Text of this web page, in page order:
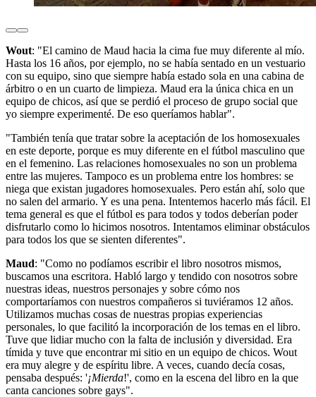
Wout: "El camino de Maud hacia la cima fue muy diferente al mío.
Hasta los 16 años, por ejemplo, no se había sentado en un vestuario
con su equipo, sino que siempre había estado sola en una cabina de
árbitro o en un cuarto de limpieza. Maud era la única chica en un
equipo de chicos, así que se perdió el proceso de grupo social que
yo siempre experimenté. De eso queríamos hablar".
"También tenía que tratar sobre la aceptación de los homosexuales
en este deporte, porque es muy diferente en el fútbol masculino que
en el femenino. Las relaciones homosexuales no son un problema
entre las mujeres. Tampoco es un problema entre los hombres: se
niega que existan jugadores homosexuales. Pero están ahí, solo que
no salen del armario. Y es una pena. Intentemos hacerlo más fácil. El
tema general es que el fútbol es para todos y todos deberían poder
disfrutarlo como lo hicimos nosotros. Intentamos eliminar obstáculos
para todos los que se sienten diferentes".
Maud: "Como no podíamos escribir el libro nosotros mismos,
buscamos una escritora. Habló largo y tendido con nosotros sobre
nuestras ideas, nuestros personajes y sobre cómo nos
comportaríamos con nuestros compañeros si tuviéramos 12 años.
Utilizamos muchas cosas de nuestras propias experiencias
personales, lo que facilitó la incorporación de los temas en el libro.
Tuve que lidiar mucho con la falta de inclusión y diversidad. Era
tímida y tuve que encontrar mi sitio en un equipo de chicos. Wout
era muy alegre y de espíritu libre. A veces, cuando decía cosas,
pensaba después: '¡Mierda!', como en la escena del libro en la que
canta canciones sobre gays".